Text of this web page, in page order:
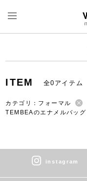
ITEM 全0アイテム
カテゴリ：フォーマル
TEMBEAのエナメルバッグ
instagram